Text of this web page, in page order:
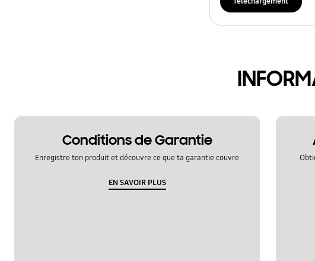
Conditions de Garantie
Enregistre ton produit et découvre ce que ta garantie couvre
EN SAVOIR PLUS